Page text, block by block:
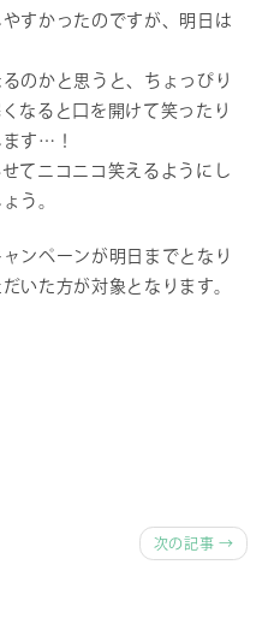
すかったのですが、明日は
のかと思うと、ちょっぴり
なると口を開けて笑ったり
す…！
てニコニコ笑えるようにし
う。
ンペーンが明日までとなり
いた方が対象となります。
次の記事